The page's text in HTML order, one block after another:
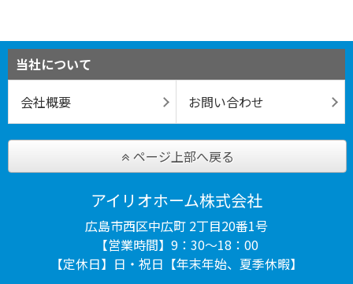
当社について
会社概要
お問い合わせ
ページ上部へ戻る
アイリオホーム株式会社
広島市西区中広町 2丁目20番1号
【営業時間】9：30～18：00
【定休日】日・祝日【年末年始、夏季休暇】